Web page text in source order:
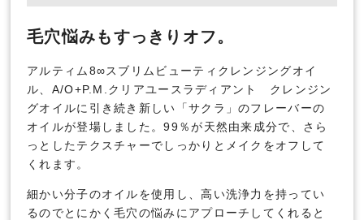
毛穴悩みもすっきりオフ。
アルティム8∞スブリムビューティクレンジングオイ
ル、A/O+P.M.クリアユースラディアント クレンジン
グオイルに引き続き新しい「サクラ」のフレーバーの
オイルが登場しました。99％が天然由来成分で、さら
っとしたテクスチャーでしっかりとメイクをオフして
くれます。
細かい分子のオイルを使用し、高い洗浄力を持ってい
るのでとにかく毛穴の悩みにアプローチしてくれると